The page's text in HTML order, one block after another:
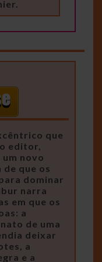
que
editor,
novo
que os
dominar
narra
em que os
a
de uma
deixar
a
e a